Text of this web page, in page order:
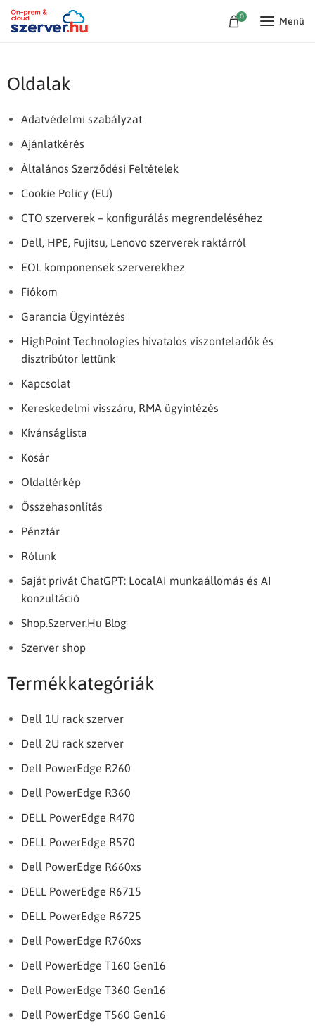
0 Menü
Oldalak
Adatvédelmi szabályzat
Ajánlatkérés
Általános Szerződési Feltételek
Cookie Policy (EU)
CTO szerverek – konfigurálás megrendeléséhez
Dell, HPE, Fujitsu, Lenovo szerverek raktárról
EOL komponensek szerverekhez
Fiókom
Garancia Ügyintézés
HighPoint Technologies hivatalos viszonteladók és
disztribútor lettünk
Kapcsolat
Kereskedelmi visszáru, RMA ügyintézés
Kívánságlista
Kosár
Oldaltérkép
Összehasonlítás
Pénztár
Rólunk
Saját privát ChatGPT: LocalAI munkaállomás és AI
konzultáció
Shop.Szerver.Hu Blog
Szerver shop
Termékkategóriák
Dell 1U rack szerver
Dell 2U rack szerver
Dell PowerEdge R260
Dell PowerEdge R360
DELL PowerEdge R470
DELL PowerEdge R570
Dell PowerEdge R660xs
DELL PowerEdge R6715
DELL PowerEdge R6725
Dell PowerEdge R760xs
Dell PowerEdge T160 Gen16
Dell PowerEdge T360 Gen16
Dell PowerEdge T560 Gen16